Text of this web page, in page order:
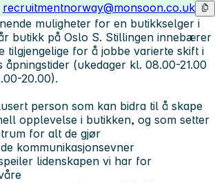
recruitmentnorway@monsoon.co.uk
muligheter for en butikkselger i
butikk på Oslo S. Stillingen innebærer
tilgjengelige for å jobbe varierte skift i
(ukedager kl. 08.00-21.00
20.00).
person som kan bidra til å skape
opplevelse i butikken, og som setter
for alt de gjør
kommunikasjonsevner
lidenskapen vi har for